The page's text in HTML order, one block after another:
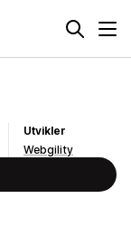
Utvikler
Webgility